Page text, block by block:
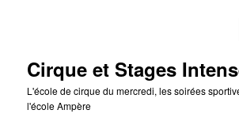
Cirque et Stages
L'école de cirque du mercredi, les soirées
l'école Ampère